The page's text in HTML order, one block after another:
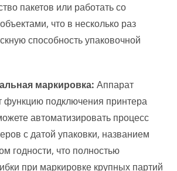
пакетов или работать со
что в несколько раз
способность упаковочной
маркировка: Аппарат
функцию подключения принтера
автоматизировать процесс
с датой упаковки, названием
годности, что полностью
при маркировке крупных партий